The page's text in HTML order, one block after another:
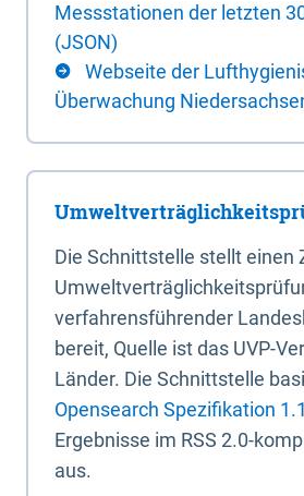
Messstationen der letzten
(JSON)
Webseite der
Überwachung
Die Schnittstelle stellt einen
verfahrensführender
bereit, Quelle ist das UVP-
Länder. Die Schnittstelle
Opensearch Spezifikation 1.1
Ergebnisse im RSS 2.0-
aus.